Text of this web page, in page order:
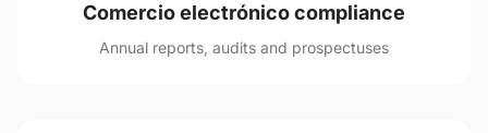
Comercio electrónico compliance
Annual reports, audits and prospectuses